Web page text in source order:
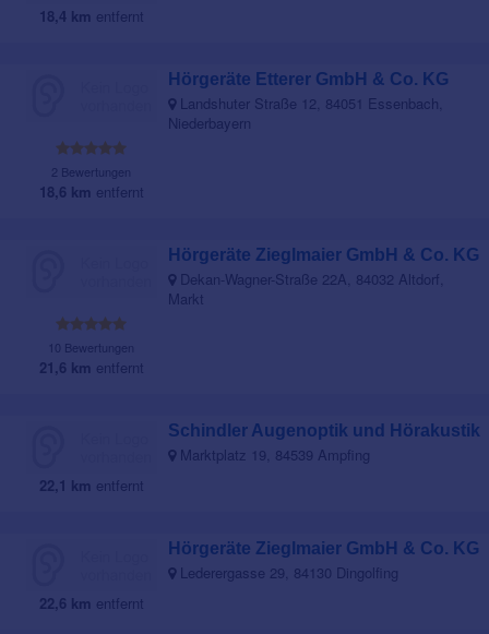
18,4 km entfernt
2 Bewertungen
18,6 km entfernt
Hörgeräte Etterer GmbH & Co. KG
Landshuter Straße 12, 84051 Essenbach,
Niederbayern
10 Bewertungen
21,6 km entfernt
Hörgeräte Zieglmaier GmbH & Co. KG
Dekan-Wagner-Straße 22A, 84032 Altdorf,
Markt
22,1 km entfernt
Schindler Augenoptik und Hörakustik
Marktplatz 19, 84539 Ampfing
22,6 km entfernt
Hörgeräte Zieglmaier GmbH & Co. KG
Lederergasse 29, 84130 Dingolfing